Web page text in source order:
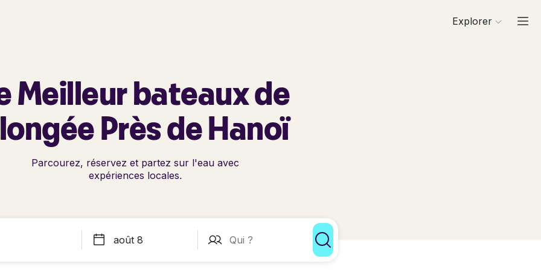
Explorer
Meilleur bateaux de
Près de Hanoï
Parcourez, réservez et partez sur l'eau avec
expériences locales.